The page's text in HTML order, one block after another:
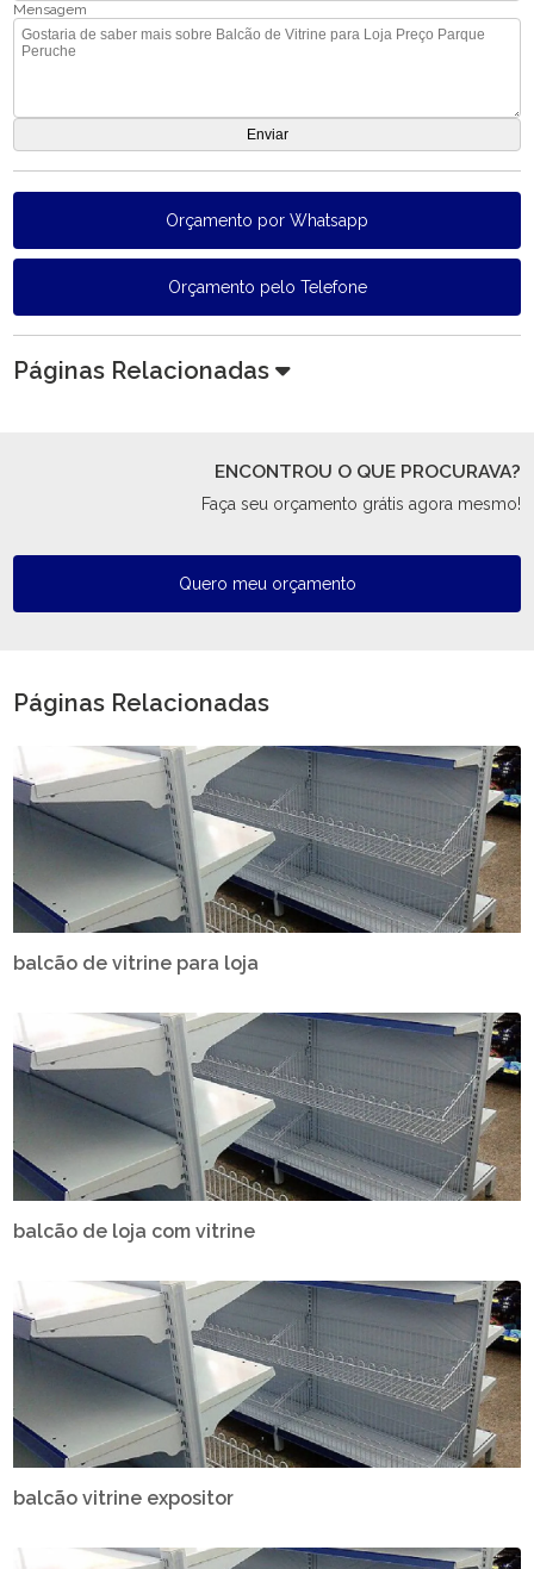
Mensagem
Orçamento por Whatsapp
Orçamento pelo Telefone
Páginas Relacionadas
ENCONTROU O QUE PROCURAVA?
Faça seu orçamento grátis agora mesmo!
Quero meu orçamento
Páginas Relacionadas
balcão de vitrine para loja
balcão de loja com vitrine
balcão vitrine expositor